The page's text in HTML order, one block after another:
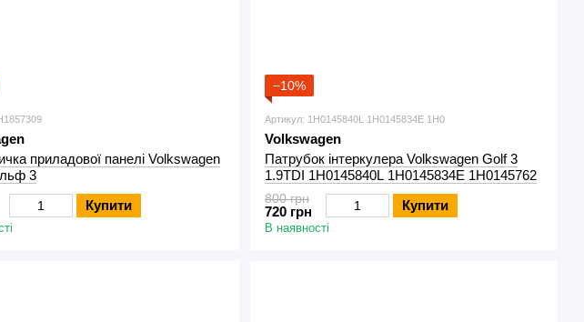
приладової панелі Volkswagen
3
Купити
−10%
Артикул: 1H0145840L 1H0145834E 1H0
Volkswagen
Патрубок інтеркулера Volkswagen Golf 3
1.9TDI 1H0145840L 1H0145834E 1H0145762
800 грн
720 грн Купити
В наявності